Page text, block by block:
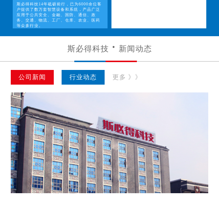
斯必得科技14年砥砺前行，已为6000余位客
户提供了数万套智慧设备和系统，产品广泛
应用于公共安全、金融、国防、通信、政
务、交通、物流、工厂、仓库、农业、医药
等众多行业。
斯必得科技 新闻动态
公司新闻 行业动态 更多 》》